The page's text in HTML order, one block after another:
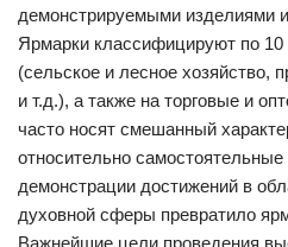
демонстрируемыми изделиями
Ярмарки классифицируют по
(сельское и лесное хозяйство,
и т.д.), а также на торговые и
часто носят смешанный
относительно
демонстрации достижений в
духовной сферы превратило
Важнейшие цели проведения